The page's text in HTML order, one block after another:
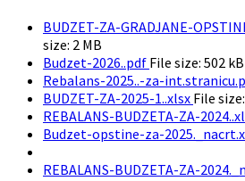
BUDZET-ZA-GRADJANE-
size: 2 MB
Budzet-2026..pdf File size: 502 kB
Rebalans-2025..-za-
BUDZET-ZA-2025-1..xlsx File size:
REBALANS-BUDZETA-ZA-
Budzet-opstine-za-
REBALANS-BUDZETA-ZA-